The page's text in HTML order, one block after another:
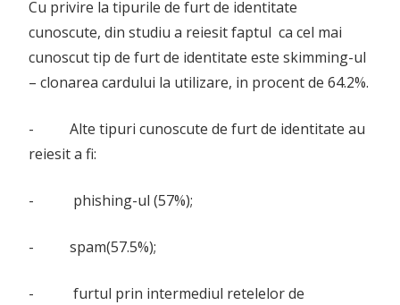
Cu privire la tipurile de furt de identitate
cunoscute, din studiu a reiesit faptul ca cel mai
cunoscut tip de furt de identitate este skimming-ul
– clonarea cardului la utilizare, in procent de 64.2%.
- Alte tipuri cunoscute de furt de identitate au
reiesit a fi:
- phishing-ul (57%);
- spam(57.5%);
- furtul prin intermediul retelelor de